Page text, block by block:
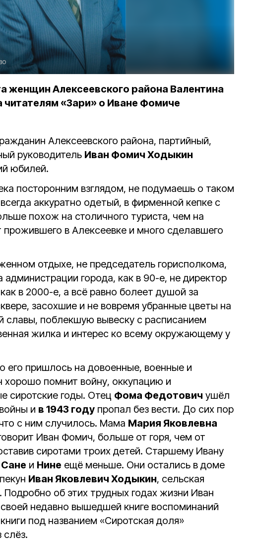
женщин Алексеевского района Валентина
читателям «Зари» о Иване Фомиче
Алексеевского района, партийный,
руководитель Иван Фомич Ходыкин
юбилей.
посторонним взглядом, не подумаешь о таком
аккуратно одетый, в фирменной кепке с
похож на столичного туриста, чем на
прожившего в Алексеевке и много сделавшего
отдыхе, не председатель горисполкома,
администрации города, как в 90-е, не директор
в 2000-е, а всё равно болеет душой за
засохшие и не вовремя убранные цветы на
славы, поблекшую вывеску с расписанием
жилка и интерес ко всему окружающему у
его пришлось на довоенные, военные и
хорошо помнит войну, оккупацию и
сиротские годы. Отец Фома Федотович ушёл
и в 1943 году пропал без вести. До сих пор
с ним случилось. Мама Мария Яковлевна
Иван Фомич, больше от горя, чем от
сиротами троих детей. Старшему Ивану
Сане и Нине ещё меньше. Они остались в доме
Иван Яковлевич Ходыкин, сельская
Подробно об этих трудных годах жизни Иван
недавно вышедшей книге воспоминаний
под названием «Сиротская доля»
слёз.